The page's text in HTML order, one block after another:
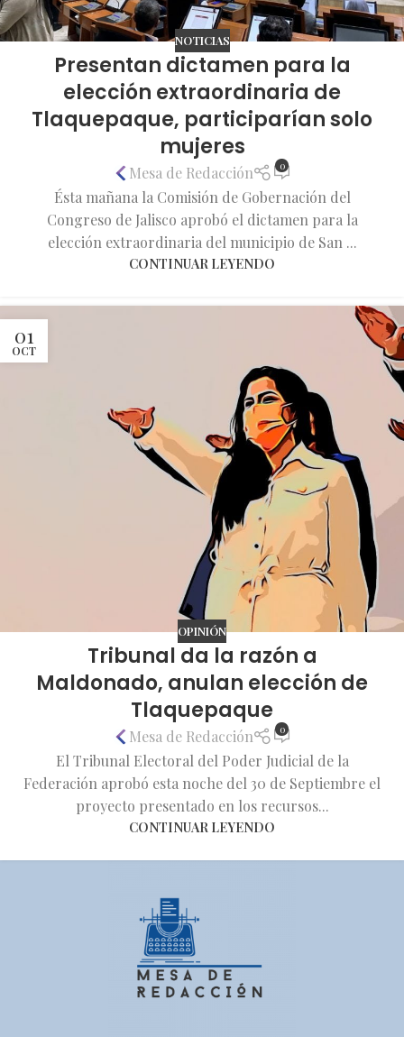
NOTICIAS
Presentan dictamen para la
elección extraordinaria de
Tlaquepaque, participarían solo
mujeres
Mesa de Redacción 0
Ésta mañana la Comisión de Gobernación del
Congreso de Jalisco aprobó el dictamen para la
elección extraordinaria del municipio de San ...
CONTINUAR LEYENDO
01
OCT
OPINIÓN
Tribunal da la razón a
Maldonado, anulan elección de
Tlaquepaque
Mesa de Redacción 0
El Tribunal Electoral del Poder Judicial de la
Federación aprobó esta noche del 30 de Septiembre el
proyecto presentado en los recursos...
CONTINUAR LEYENDO